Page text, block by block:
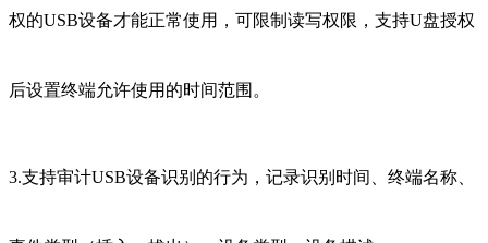
权的USB设备才能正常使用，可限制读写权限，支持U盘授权
后设置终端允许使用的时间范围。
3.支持审计USB设备识别的行为，记录识别时间、终端名称、